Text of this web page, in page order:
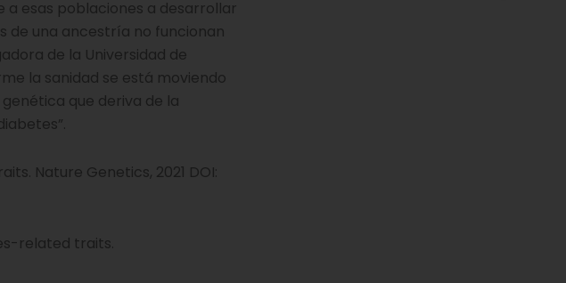
esas poblaciones a desarrollar
de una ancestría no funcionan
de la Universidad de
la sanidad se está moviendo
que deriva de la
Nature Genetics, 2021 DOI:
related traits.